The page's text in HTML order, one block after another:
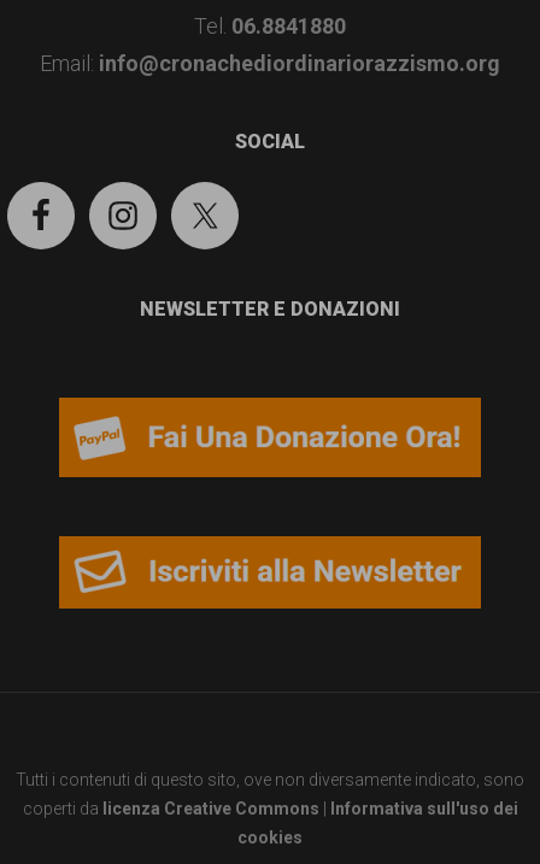
Tel. 06.8841880
Email: info@cronachediordinariorazzismo.org
SOCIAL
NEWSLETTER E DONAZIONI
Tutti i contenuti di questo sito, ove non diversamente indicato, sono
coperti da licenza Creative Commons
Informativa sull'uso dei
cookies